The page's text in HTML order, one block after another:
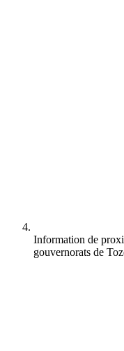
Information de
gouvernorats de